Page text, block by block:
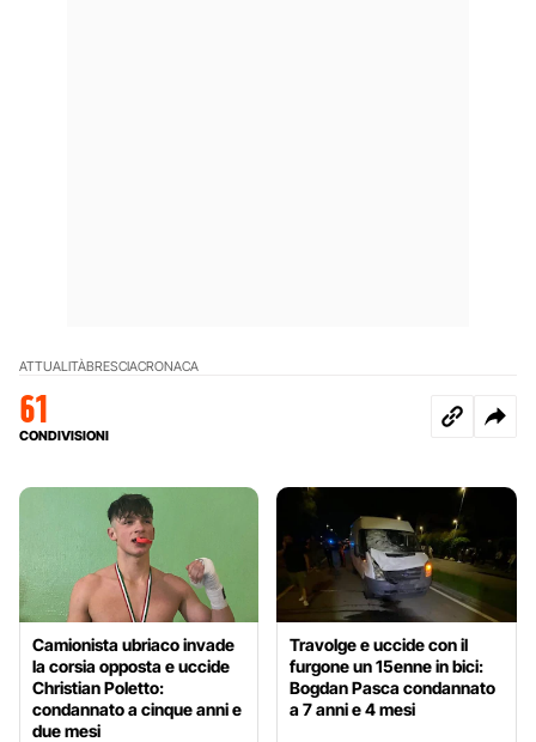
ATTUALITÀBRESCIACRONACA
61
CONDIVISIONI
Camionista ubriaco invade
la corsia opposta e uccide
Christian Poletto:
condannato a cinque anni e
due mesi
Travolge e uccide con il
furgone un 15enne in bici:
Bogdan Pasca condannato
a 7 anni e 4 mesi